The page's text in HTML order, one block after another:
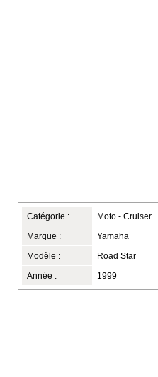
Catégorie : Moto - Cruiser
Marque : Yamaha
Modèle : Road Star
Année : 1999